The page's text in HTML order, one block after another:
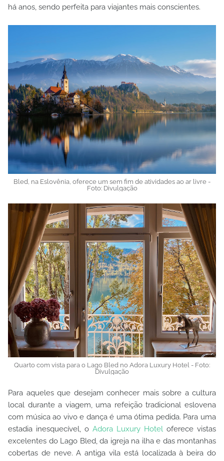
há anos, sendo perfeita para viajantes mais conscientes.
Bled, na Eslovênia, oferece um sem fim de atividades ao ar livre -
Foto: Divulgação
Quarto com vista para o Lago Bled no Adora Luxury Hotel - Foto:
Divulgação
Para aqueles que desejam conhecer mais sobre a cultura
local durante a viagem, uma refeição tradicional eslovena
com música ao vivo e dança é uma ótima pedida. Para uma
estadia inesquecível, o Adora Luxury Hotel oferece vistas
excelentes do Lago Bled, da igreja na ilha e das montanhas
cobertas de neve. A antiga vila está localizada à beira do